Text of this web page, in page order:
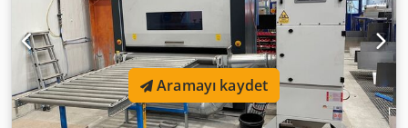
parçalarında adaptif taşlama için - Seçici anahtar: Adaptif
taşlama / Kalibrasyon - Motorizeli iş parçası kalınlığı ayarı,
hızlı ilerleme ile - Otomatik iş parçası kalınlık sensörleri -
Makine uzunluğu (mm): 1150 - Makine genişliği (mm): 1020
- Makine ağırlığı (kg): 950 - CE uyumlu
Aramayı kaydet